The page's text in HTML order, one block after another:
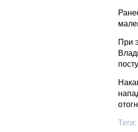
При
Теги: